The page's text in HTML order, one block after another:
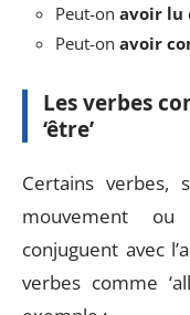
Peut-on avoir lu
Peut-on avoir
Les verbes
‘être’
Certains verbes,
mouvement
conjuguent avec
verbes comme